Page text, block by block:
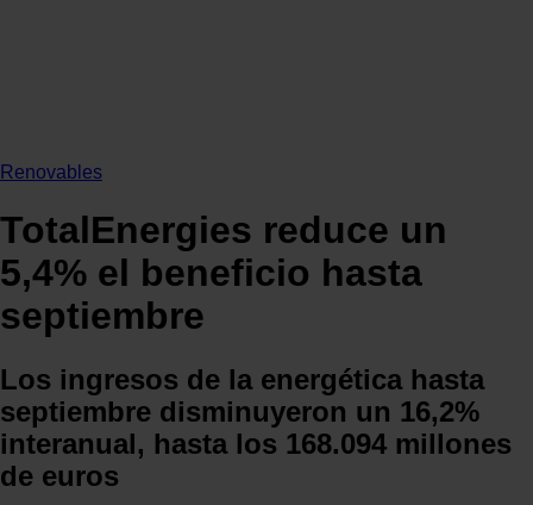
Renovables
TotalEnergies reduce un
5,4% el beneficio hasta
septiembre
Los ingresos de la energética hasta
septiembre disminuyeron un 16,2%
interanual, hasta los 168.094 millones
de euros